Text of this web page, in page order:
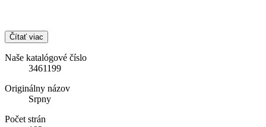
Čítať viac
Naše katalógové číslo
3461199
Originálny názov
Srpny
Počet strán